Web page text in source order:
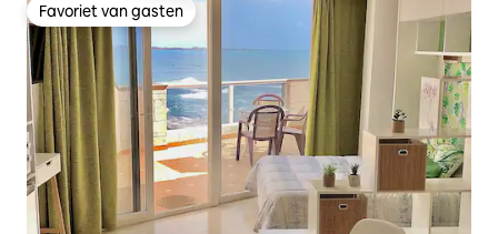
Favoriet van gasten
Favoriet van gasten